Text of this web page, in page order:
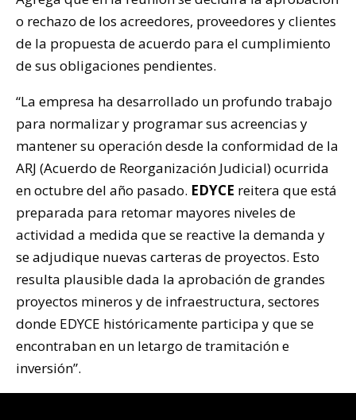
o rechazo de los acreedores, proveedores y clientes
de la propuesta de acuerdo para el cumplimiento
de sus obligaciones pendientes.
“La empresa ha desarrollado un profundo trabajo
para normalizar y programar sus acreencias y
mantener su operación desde la conformidad de la
ARJ (Acuerdo de Reorganización Judicial) ocurrida
en octubre del año pasado. EDYCE reitera que está
preparada para retomar mayores niveles de
actividad a medida que se reactive la demanda y
se adjudique nuevas carteras de proyectos. Esto
resulta plausible dada la aprobación de grandes
proyectos mineros y de infraestructura, sectores
donde EDYCE históricamente participa y que se
encontraban en un letargo de tramitación e
inversión”.